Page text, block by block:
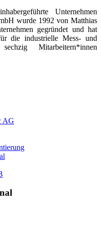
Unternehmen
wurde 1992 von Matthias
gegründet und hat
die industrielle Mess- und
Mitarbeitern*innen
AG